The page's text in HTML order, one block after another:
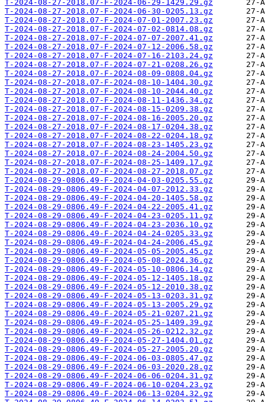
T-2024-08-27-2018.07-F-2024-06-29-1429.29.gz
T-2024-08-27-2018.07-F-2024-06-30-0205.13.gz
T-2024-08-27-2018.07-F-2024-07-01-2007.23.gz
T-2024-08-27-2018.07-F-2024-07-02-0814.08.gz
T-2024-08-27-2018.07-F-2024-07-07-2007.41.gz
T-2024-08-27-2018.07-F-2024-07-12-2006.58.gz
T-2024-08-27-2018.07-F-2024-07-16-2103.24.gz
T-2024-08-27-2018.07-F-2024-07-21-0208.26.gz
T-2024-08-27-2018.07-F-2024-08-09-0808.04.gz
T-2024-08-27-2018.07-F-2024-08-10-1404.30.gz
T-2024-08-27-2018.07-F-2024-08-10-2044.40.gz
T-2024-08-27-2018.07-F-2024-08-11-1436.34.gz
T-2024-08-27-2018.07-F-2024-08-15-0209.38.gz
T-2024-08-27-2018.07-F-2024-08-16-2005.20.gz
T-2024-08-27-2018.07-F-2024-08-17-0204.38.gz
T-2024-08-27-2018.07-F-2024-08-22-0204.18.gz
T-2024-08-27-2018.07-F-2024-08-23-1405.23.gz
T-2024-08-27-2018.07-F-2024-08-24-2004.50.gz
T-2024-08-27-2018.07-F-2024-08-25-1409.17.gz
T-2024-08-27-2018.07-F-2024-08-27-2018.07.gz
T-2024-08-29-0806.49-F-2024-04-03-0205.55.gz
T-2024-08-29-0806.49-F-2024-04-07-2012.33.gz
T-2024-08-29-0806.49-F-2024-04-20-1405.58.gz
T-2024-08-29-0806.49-F-2024-04-22-2005.41.gz
T-2024-08-29-0806.49-F-2024-04-23-0205.11.gz
T-2024-08-29-0806.49-F-2024-04-23-2036.10.gz
T-2024-08-29-0806.49-F-2024-04-24-0205.33.gz
T-2024-08-29-0806.49-F-2024-04-24-2006.45.gz
T-2024-08-29-0806.49-F-2024-05-05-2005.45.gz
T-2024-08-29-0806.49-F-2024-05-08-2024.36.gz
T-2024-08-29-0806.49-F-2024-05-10-0806.14.gz
T-2024-08-29-0806.49-F-2024-05-12-1405.18.gz
T-2024-08-29-0806.49-F-2024-05-12-2010.38.gz
T-2024-08-29-0806.49-F-2024-05-13-0203.31.gz
T-2024-08-29-0806.49-F-2024-05-13-2005.29.gz
T-2024-08-29-0806.49-F-2024-05-21-0207.21.gz
T-2024-08-29-0806.49-F-2024-05-25-1409.39.gz
T-2024-08-29-0806.49-F-2024-05-26-0212.32.gz
T-2024-08-29-0806.49-F-2024-05-27-1404.01.gz
T-2024-08-29-0806.49-F-2024-05-27-2005.20.gz
T-2024-08-29-0806.49-F-2024-06-03-0805.47.gz
T-2024-08-29-0806.49-F-2024-06-03-2020.28.gz
T-2024-08-29-0806.49-F-2024-06-06-0204.31.gz
T-2024-08-29-0806.49-F-2024-06-10-0204.23.gz
T-2024-08-29-0806.49-F-2024-06-13-0204.32.gz